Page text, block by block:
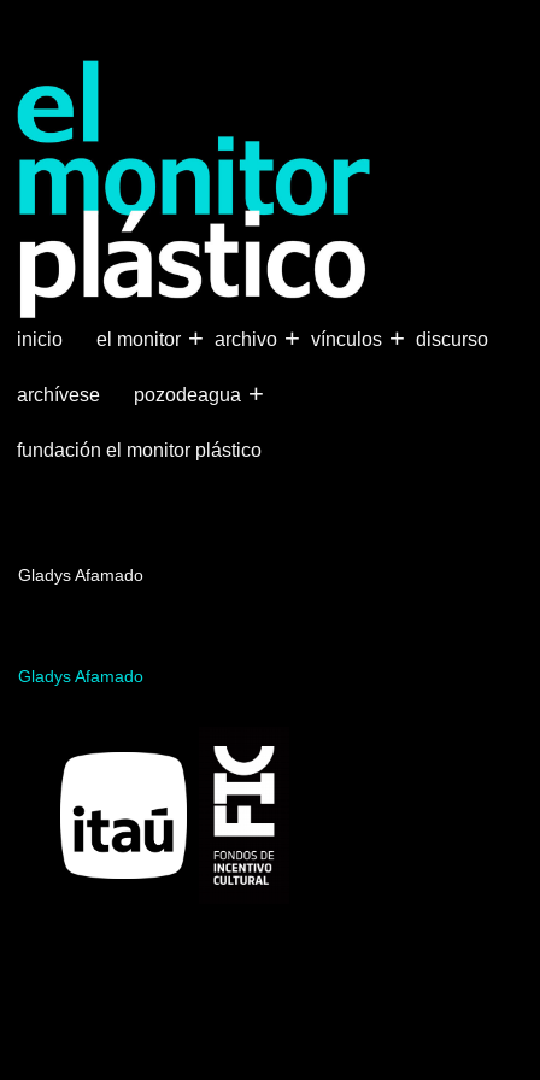
principal
inicio +
el monitor +
archivo +
vínculos discurso
archívese +
pozodeagua
fundación el monitor plástico
Gladys Afamado
Gladys Afamado